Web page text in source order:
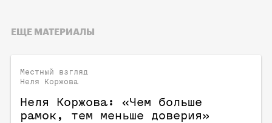
ЕЩЕ МАТЕРИАЛЫ
Местный взгляд
Неля Коржова
Неля Коржова: «Чем больше
рамок, тем меньше доверия»